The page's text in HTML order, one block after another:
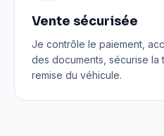
Vente sécurisée
Je contrôle le paiement,
des documents, sécurise la
remise du véhicule.